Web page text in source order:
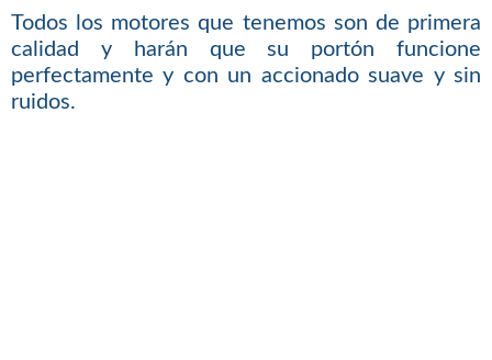
Todos los motores que tenemos son de primera
calidad y harán que su portón funcione
perfectamente y con un accionado suave y sin
ruidos.